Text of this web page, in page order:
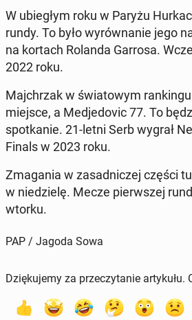
W ubiegłym roku w Paryżu
rundy. To było wyrów­nanie jego
na kortach Rolanda Garrosa.
2022 roku.
Ma­jchrzak w świa­towym
miejsce, a Med­je­dovic 77. To
spotkanie. 21-letni Serb wygrał
Finals w 2023 roku.
Zma­gania w za­sad­niczej części
w niedzielę. Mecze pier­wszej
wtorku.
PAP / Jagoda Sowa
Dziękujemy za przeczytanie artykułu.